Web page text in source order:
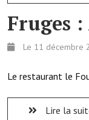
VOTRE MAIRIE
Elus et agents
Les moyens
Fruges
Le 11 décembre
Le restaurant le
Lire la